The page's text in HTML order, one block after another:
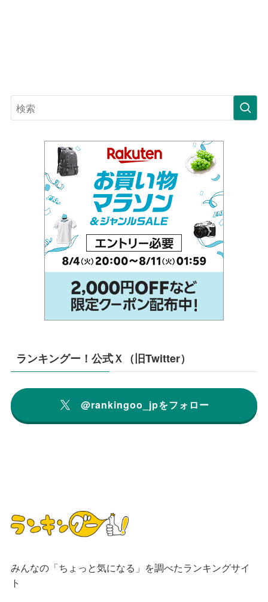
ランキングー！公式Ｘ（旧Twitter）
@rankingoo_jpをフォロー
みんなの「ちょっと気になる」を調べたランキングサイ
ト